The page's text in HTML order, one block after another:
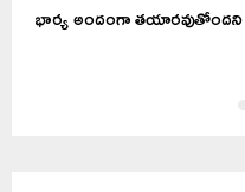
భార్య అందంగా తయారవుతోందని